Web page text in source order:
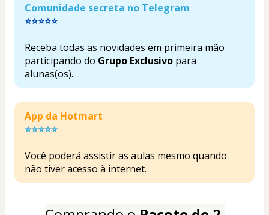
Comunidade secreta no Telegram
⭐⭐⭐⭐⭐
Receba todas as novidades em primeira mão
participando do Grupo Exclusivo para
alunas(os).
App da Hotmart
⭐⭐⭐⭐⭐
Você poderá assistir as aulas mesmo quando
não tiver acesso à internet.